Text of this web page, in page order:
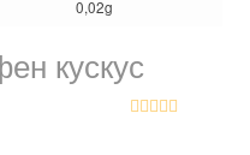
0,02g
кускус